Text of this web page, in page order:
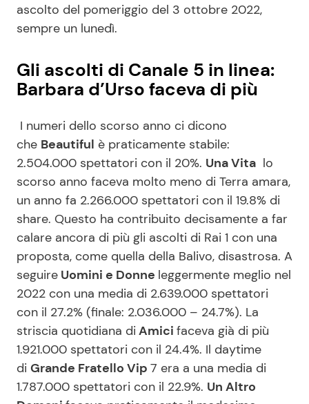
ascolto del pomeriggio del 3 ottobre 2022,
sempre un lunedì.
Gli ascolti di Canale 5 in linea:
Barbara d’Urso faceva di più
I numeri dello scorso anno ci dicono
che Beautiful è praticamente stabile:
2.504.000 spettatori con il 20%. Una Vita lo
scorso anno faceva molto meno di Terra amara,
un anno fa 2.266.000 spettatori con il 19.8% di
share. Questo ha contribuito decisamente a far
calare ancora di più gli ascolti di Rai 1 con una
proposta, come quella della Balivo, disastrosa. A
seguire Uomini e Donne leggermente meglio nel
2022 con una media di 2.639.000 spettatori
con il 27.2% (finale: 2.036.000 – 24.7%). La
striscia quotidiana di Amici faceva già di più
1.921.000 spettatori con il 24.4%. Il daytime
di Grande Fratello Vip 7 era a una media di
1.787.000 spettatori con il 22.9%. Un Altro